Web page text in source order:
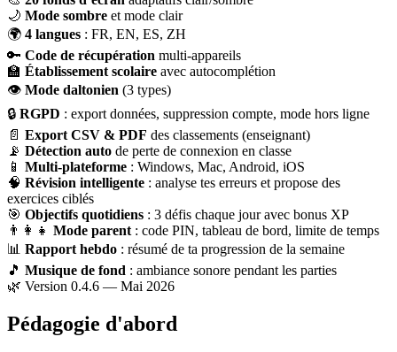
🌙 Mode sombre et mode clair
🌍 4 langues : FR, EN, ES, ZH
🔑 Code de récupération multi-appareils
🏫 Établissement scolaire avec autocomplétion
👁 Mode daltonien (3 types)
🔒 RGPD : export données, suppression compte, mode hors ligne
📄 Export CSV & PDF des classements (enseignant)
📡 Détection auto de perte de connexion en classe
📱 Multi-plateforme : Windows, Mac, Android, iOS
🧠 Révision intelligente : analyse tes erreurs et propose des
exercices ciblés
🎯 Objectifs quotidiens : 3 défis chaque jour avec bonus XP
👨‍👩‍👧 Mode parent : code PIN, tableau de bord, limite de temps
📊 Rapport hebdo : résumé de ta progression de la semaine
🎵 Musique de fond : ambiance sonore pendant les parties
🌿 Version 0.4.6 — Mai 2026
Pédagogie d'abord